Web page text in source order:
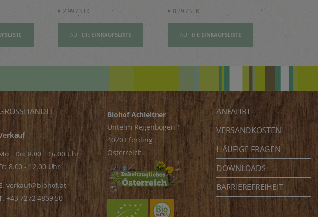
€ 2,99 / STK
AUF DIE EINKAUFSLISTE
€ 8,29 / STK
AUF DIE EINKAUFSLISTE
- Do: 8.00 - 16.00 Uhr
8.00 - 12.00 Uhr
. verkauf@biohof.at
. +43 7272 4859 50
Biohof Achleitner
Unterm Regenbogen 1
4070 Eferding
Österreich
ANFAHRT
VERSANDKOSTEN
HÄUFIGE FRAGEN
DOWNLOADS
BARRIEREFREIHEIT